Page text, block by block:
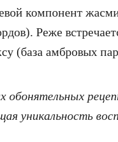
компонент
Реже
(база амбровых
обонятельных
уникальность